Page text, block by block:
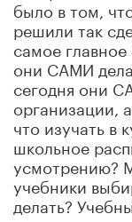
было в том,
решили так
самое
они САМИ
сегодня они
организации,
что изучать в
школьное
усмотрению?
учебники
делать?